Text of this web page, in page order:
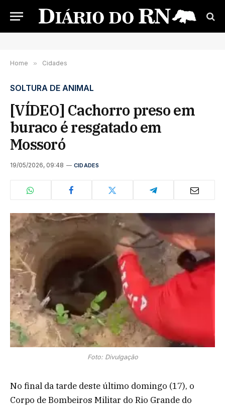
Home » Cidades
SOLTURA DE ANIMAL
[VÍDEO] Cachorro preso em
buraco é resgatado em
Mossoró
19/05/2026, 09:48 CIDADES
Foto: Divulgação
No final da tarde deste último domingo (17), o
Corpo de Bombeiros Militar do Rio Grande do